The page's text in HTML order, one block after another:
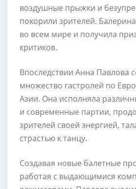
воздушные прыжки и
покорили зрителей.
во всем мире и получила
критиков.
Впоследствии Анна Павлова
множество гастролей по
Азии. Она исполняла
и современные партии,
зрителей своей энергией,
страстью к танцу.
Создавая новые балетные
работая с выдающимися